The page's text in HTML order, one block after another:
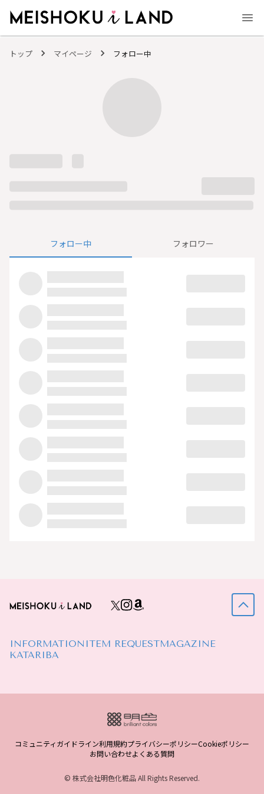
トップ マイページ フォロー中
フォロー中 フォロワー
INFORMATION ITEM REQUESTMAGAZINE
KATARIBA
コミュニティガイドライン利用規約プライバシーポリシーCookieポリシー
お問い合わせよくある質問
© 株式会社明色化粧品 All Rights Reserved.